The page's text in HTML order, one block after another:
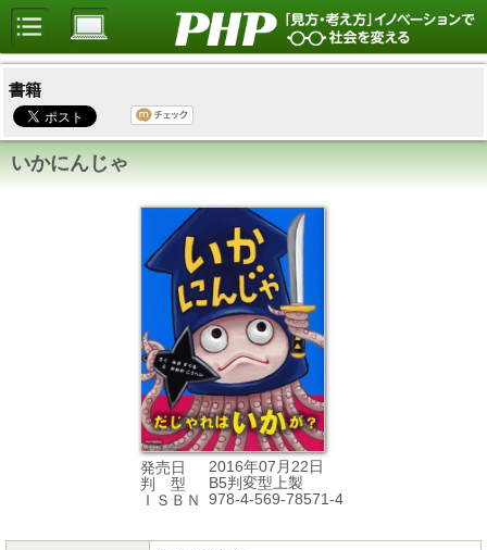
書籍
いかにんじゃ
発売日
2016年07月22日
判 型
B5判変型上製
ＩＳＢＮ
978-4-569-78571-4